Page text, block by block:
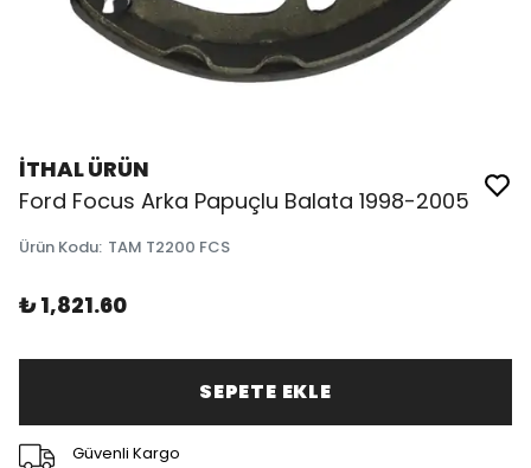
İTHAL ÜRÜN
Ford Focus Arka Papuçlu Balata 1998-2005
Ürün Kodu: TAM T2200 FCS
₺ 1,821.60
SEPETE EKLE
Güvenli Kargo